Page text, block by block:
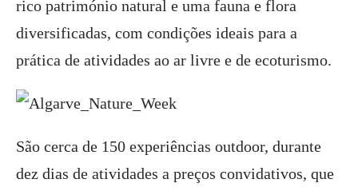
rico património natural e uma fauna e flora
diversificadas, com condições ideais para a
prática de atividades ao ar livre e de ecoturismo.
São cerca de 150 experiências outdoor, durante
dez dias de atividades a preços convidativos, que